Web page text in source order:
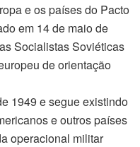
e os países do Pacto
em 14 de maio de
Socialistas Soviéticas
de orientação
1949 e segue existindo
e outros países
operacional militar